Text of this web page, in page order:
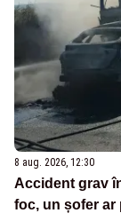
8 aug. 2026, 12:30
Accident grav
foc, un șofer ar